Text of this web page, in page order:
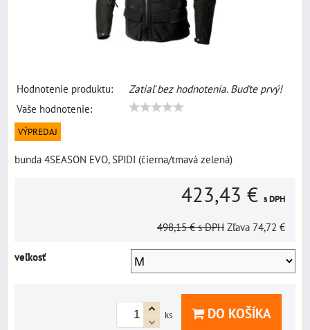
Hodnotenie produktu:
Zatiaľ bez hodnotenia. Buďte prvý!
Vaše hodnotenie:
VÝPREDAJ
bunda 4SEASON EVO, SPIDI (čierna/tmavá zelená)
423,43 € s DPH
498,15 € s DPH Zľava 74,72 €
veľkosť
ks DO KOŠÍKA